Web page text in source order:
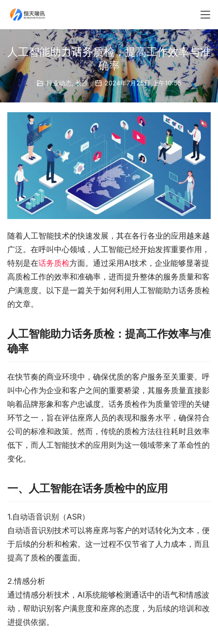
人工智能助力话务质检，提高工作效率与准
确率
行业动态 ,长沙 2024年7月25日 上午10:55
随着人工智能技术的快速发展，其在各行各业的应用越来越
广泛。在呼叫中心领域，人工智能已经开始发挥重要作用，
特别是在话务质检方面。通过采用AI技术，企业能够显著提
高质检工作的效率和准确率，进而提升整体的服务质量和客
户满意度。以下是一篇关于如何利用人工智能助力话务质检
的文章。
人工智能助力话务质检：提高工作效率与准
确率
在快节奏的商业环境中，确保优质的客户服务至关重要。呼
叫中心作为企业和客户之间的重要桥梁，其服务质量直接影
响着品牌形象和客户忠诚度。话务质检作为质量管理的关键
环节之一，旨在评估座席人员的表现和服务水平，确保符合
公司的标准和政策。然而，传统的质检方法往往耗时且效率
低下，而人工智能技术的应用则为这一领域带来了革命性的
变化。
一、人工智能在话务质检中的应用
1.自动语音识别（ASR）
自动语音识别技术可以将座席与客户的对话转化为文本，便
于后续的分析和检索。这一过程不仅节省了人力成本，而且
提高了质检的覆盖面。
2.情感分析
通过情感分析技术，AI系统能够检测通话中的语气和情感波
动，帮助识别客户满意度和座席的态度，为后续的培训和改
进提供依据。